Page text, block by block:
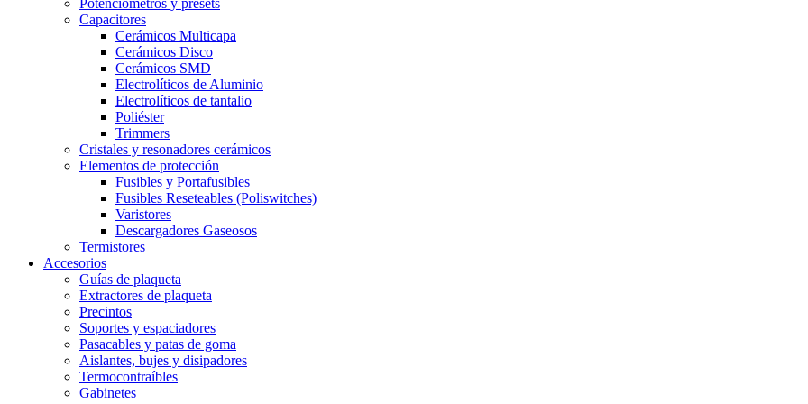
Potenciómetros y presets
Capacitores
Cerámicos Multicapa
Cerámicos Disco
Cerámicos SMD
Electrolíticos de Aluminio
Electrolíticos de tantalio
Poliéster
Trimmers
Cristales y resonadores cerámicos
Elementos de protección
Fusibles y Portafusibles
Fusibles Reseteables (Poliswitches)
Varistores
Descargadores Gaseosos
Termistores
Accesorios
Guías de plaqueta
Extractores de plaqueta
Precintos
Soportes y espaciadores
Pasacables y patas de goma
Aislantes, bujes y disipadores
Termocontraíbles
Gabinetes